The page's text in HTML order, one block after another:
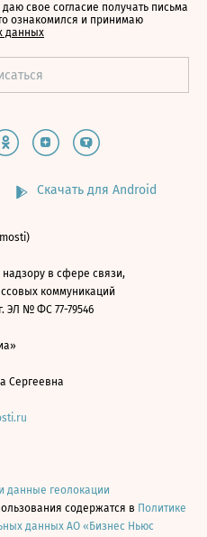
свое согласие получать письма
ознакомился и принимаю
данных
Скачать для Android
в сфере связи,
коммуникаций
ЭЛ № ФС 77-79546
Сергеевна
данные геолокации
содержатся в Политике
данных АО «Бизнес Ньюс